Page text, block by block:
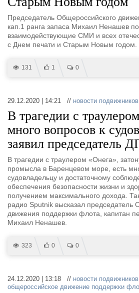
Председатель Общероссийского
кап.1 ранга запаса Михаил Ненашев
взаимодействующие СМИ и всех
с Днем печати и Старым Новым годом.
131 1 0
29.12.2020 | 14:21 // новости
В трагедии с
много вопросов к
заявил председатель
В трагедии с траулером «Онега»,
промысла в Баренцевом море, есть
судовладельцу и достаточному
обеспечения безопасности жизни и
получением максимального дохода.
радио Sputnik высказал председатель
движения поддержки флота, капитан
Михаил Ненашев.
323 0 0
24.12.2020 | 13:18 // новости
общероссийское движение поддержки